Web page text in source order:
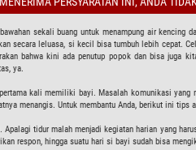
sekali buang untuk menampung air
secara leluasa, si kecil bisa tumbuh lebih cepat.
bahwa kini ada penutup popok dan bisa
ya.
kali memiliki bayi. Masalah komunikasi
menangis. Untuk membantu Anda, berikut ini
tidur malah menjadi kegiatan harian yang
respon, hingga suatu hari si bayi sudah bisa